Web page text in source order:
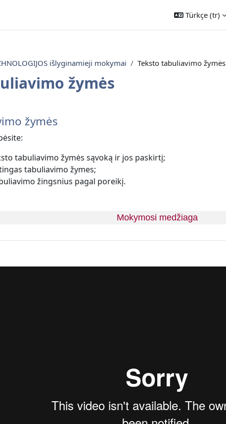
Türkçe ‎(tr)‎
išlyginamieji mokymai Teksto tabuliavimo žymės
žymės
žymės
tabuliavimo žymės sąvoką ir jos paskirtį;
tabuliavimo žymes;
žingsnius pagal poreikį.
Mokymosi medžiaga